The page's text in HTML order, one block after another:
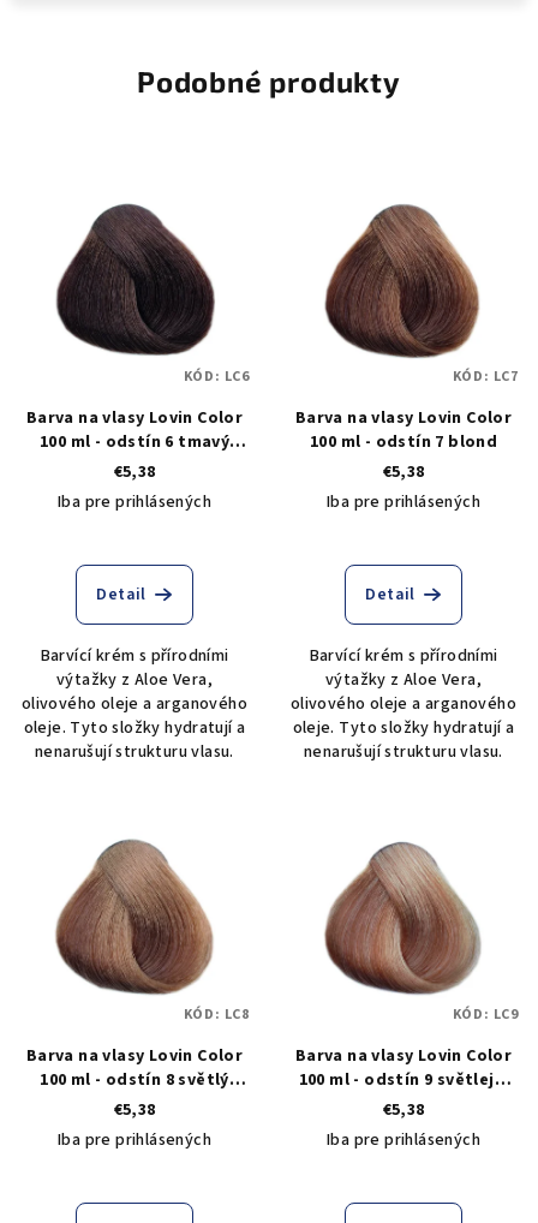
Podobné produkty
Barva na vlasy Lovin Color
100 ml - odstín 6 tmavý
blond
€5,38
Iba pre prihlásených
Detail
Barvící krém s přírodními
výtažky z Aloe Vera,
olivového oleje a arganového
oleje. Tyto složky hydratují a
nenarušují strukturu vlasu.
KÓD: LC6
Barva na vlasy Lovin Color
100 ml - odstín 7 blond
€5,38
Iba pre prihlásených
Detail
Barvící krém s přírodními
výtažky z Aloe Vera,
olivového oleje a arganového
oleje. Tyto složky hydratují a
nenarušují strukturu vlasu.
KÓD: LC7
Barva na vlasy Lovin Color
100 ml - odstín 8 světlý
blond
€5,38
Iba pre prihlásených
KÓD: LC8
Barva na vlasy Lovin Color
100 ml - odstín 9 světlejší
blond
€5,38
Iba pre prihlásených
KÓD: LC9